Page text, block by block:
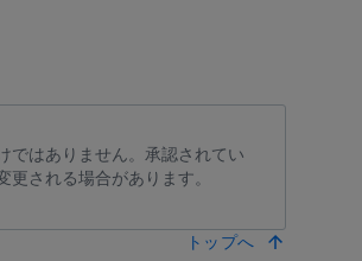
ではありません。承認されてい
される場合があります。
トップへ